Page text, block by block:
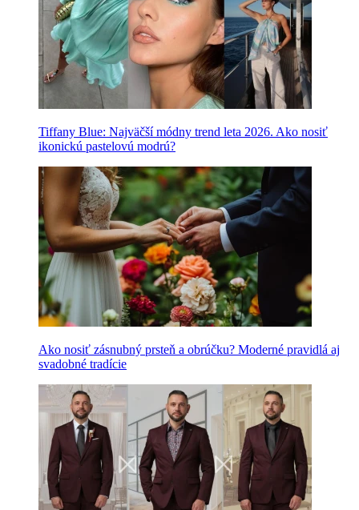
Tiffany Blue: Najväčší módny trend leta 2026. Ako nosiť
ikonickú pastelovú modrú?
Ako nosiť zásnubný prsteň a obrúčku? Moderné pravidlá aj
svadobné tradície